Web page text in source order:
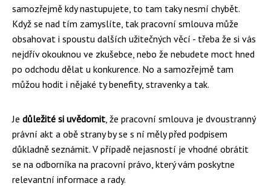
samozřejmě kdy nastupujete, to tam taky nesmí chybět.
Když se nad tím zamyslíte, tak pracovní smlouva může
obsahovat i spoustu dalších užitečných věcí - třeba že si vás
nejdřív okouknou ve zkušebce, nebo že nebudete moct hned
po odchodu dělat u konkurence. No a samozřejmě tam
můžou hodit i nějaké ty benefity, stravenky a tak.
Je důležité si uvědomit , že pracovní smlouva je dvoustranný
právní akt a obě strany by se s ní měly před podpisem
důkladně seznámit. V případě nejasností je vhodné obrátit
se na odborníka na pracovní právo, který vám poskytne
relevantní informace a rady.